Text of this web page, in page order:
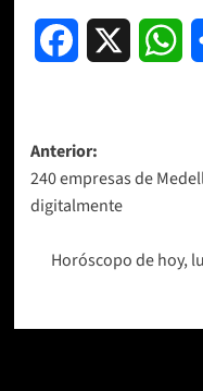
Facebook
Navegación
de
entradas
Anterior:
240 empresas de
digitalmente
Horóscopo de hoy,